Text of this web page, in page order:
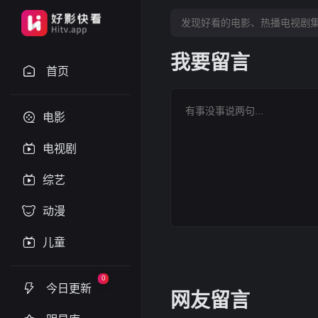
首页
电影
电视剧
综艺
动漫
儿童
今日更新
0
我要留言
网友留言